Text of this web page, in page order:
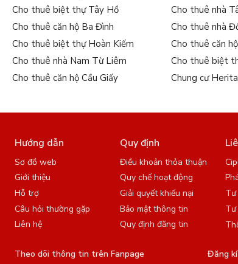
Cho thuê biệt thự Tây Hồ Cho thuê nhà
Cho thuê căn hộ Ba Đình Cho thuê nhà
Cho thuê biệt thự Hoàn Kiếm Cho thuê căn
Cho thuê nhà Nam Từ Liêm Cho thuê biệt
Cho thuê căn hộ Cầu Giấy Chung cư
Hướng dẫn
Sơ đồ web
Giới thiệu
Hỗ trợ
Câu hỏi thường gặp
Liên hệ
Quy định
Điều khoản thỏa thuận
Quy chế hoạt động
Giải quyết khiếu nại
Bảo mật thông tin
Quy định đăng tin
Tư
Tư
Theo dõi thông tin trên Fanpage Đăng